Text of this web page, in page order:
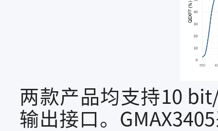
两款产品均支持10
输出接口。